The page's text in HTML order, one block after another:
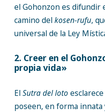
el Gohonzon es difundir
camino delkosen-rufu,
universal de la Ley
2. Creer en el
propia vida»
ElSutra del loto
poseen, en forma innata